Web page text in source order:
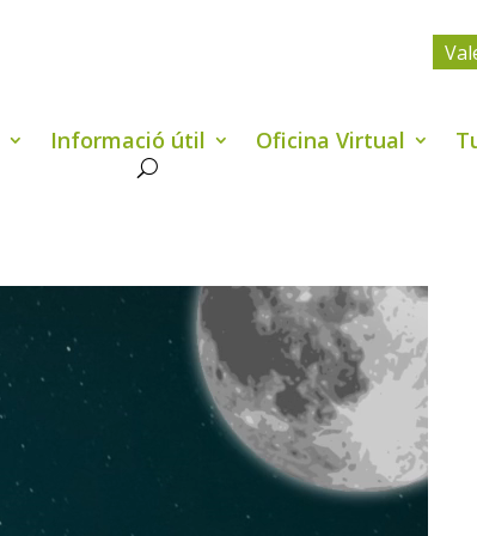
Informació útil Oficina Virtual